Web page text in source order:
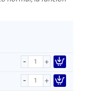
- +
- +